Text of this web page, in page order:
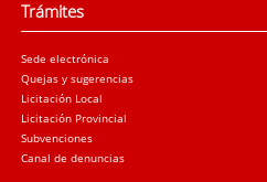
Trámites
Sede electrónica
Quejas y sugerencias
Licitación Local
Licitación Provincial
Subvenciones
Canal de denuncias